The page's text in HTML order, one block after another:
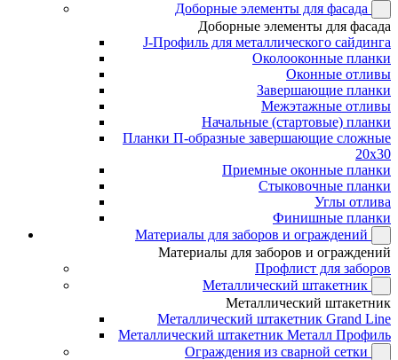
Доборные элементы для фасада
Доборные элементы для фасада
J-Профиль для металлического сайдинга
Околооконные планки
Оконные отливы
Завершающие планки
Межэтажные отливы
Начальные (стартовые) планки
Планки П-образные завершающие сложные
20x30
Приемные оконные планки
Стыковочные планки
Углы отлива
Финишные планки
Материалы для заборов и ограждений
Материалы для заборов и ограждений
Профлист для заборов
Металлический штакетник
Металлический штакетник
Металлический штакетник Grand Line
Металлический штакетник Металл Профиль
Ограждения из сварной сетки